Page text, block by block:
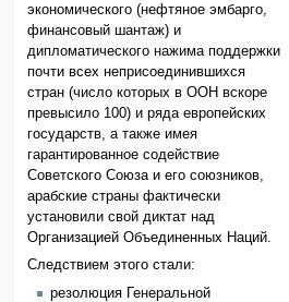
экономического (нефтяное эмбарго,
финансовый шантаж) и
дипломатического нажима поддержки
почти всех неприсоединившихся
стран (число которых в ООН вскоре
превысило 100) и ряда европейских
государств, а также имея
гарантированное содействие
Советского Союза и его союзников,
арабские страны фактически
установили свой диктат над
Организацией Объединенных Наций.
Следствием этого стали:
резолюция Генеральной